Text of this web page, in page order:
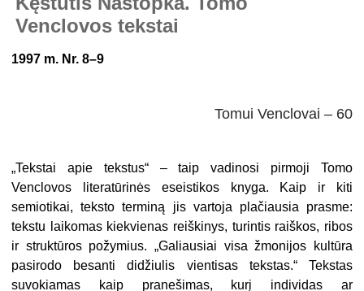
Venclovos tekstai
1997 m. Nr. 8–9
Tomui Venclovai – 60
„Tekstai apie tekstus“ – taip vadinosi pirmoji Tomo
Venclovos literatūrinės eseistikos knyga. Kaip ir kiti
semiotikai, teksto terminą jis vartoja plačiausia prasme:
tekstu laikomas kiekvienas reiškinys, turintis raiškos, ribos
ir struktūros požymius. „Galiausiai visa žmonijos kultūra
pasirodo besanti didžiulis vientisas tekstas.“ Tekstas
suvokiamas kaip pranešimas, kurį individas ar